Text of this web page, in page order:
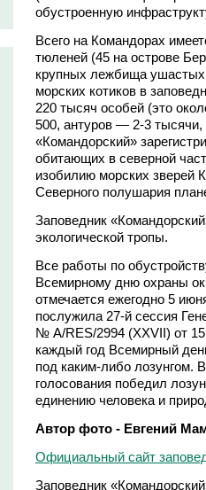
обустроенную
Всего на Командорах
тюленей (45 на острове
крупных лежбища
морских котиков в
220 тысяч особей (это
500, антуров — 2-3
«Командорский»
обитающих в северной
изобилию морских зверей
Северного полушария
Заповедник
экологической тропы.
Все работы по
Всемирному дню охраны
отмечается ежегодно 5
послужила 27-й сессия
№ A/RES/2994 (XXVII) от
каждый год Всемирный
под каким-либо лозунгом.
голосования победил
единению человека и
Автор фото - Евгений
Официальный сайт
Заповедник